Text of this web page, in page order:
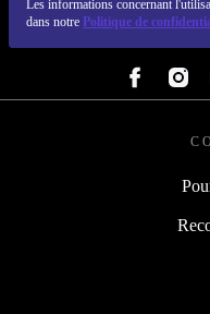
Les informations concernant
dans notre Politique de